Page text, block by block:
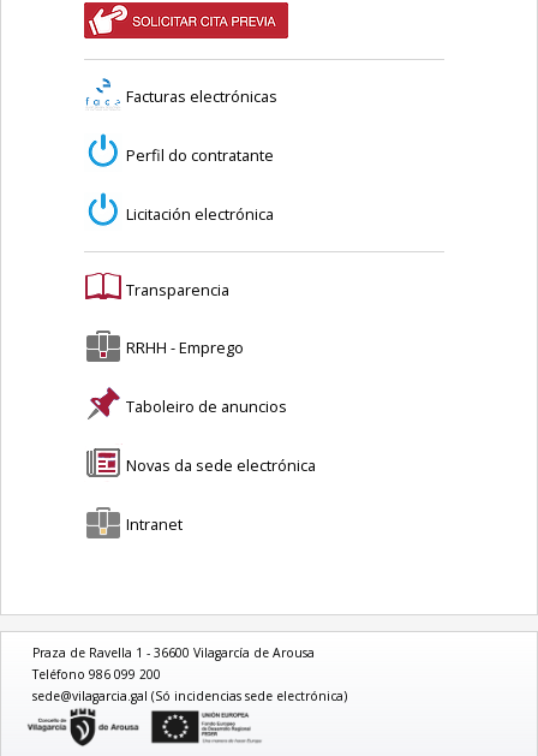
Facturas electrónicas
Perfil do contratante
Licitación electrónica
Transparencia
RRHH - Emprego
Taboleiro de anuncios
Novas da sede electrónica
Intranet
Praza de Ravella 1 - 36600 Vilagarcía de Arousa
Teléfono 986 099 200
sede@vilagarcia.gal (Só incidencias sede electrónica)